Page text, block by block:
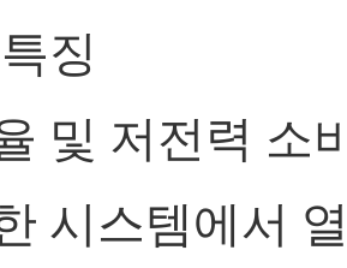
징
및 저전력 소
시스템에서